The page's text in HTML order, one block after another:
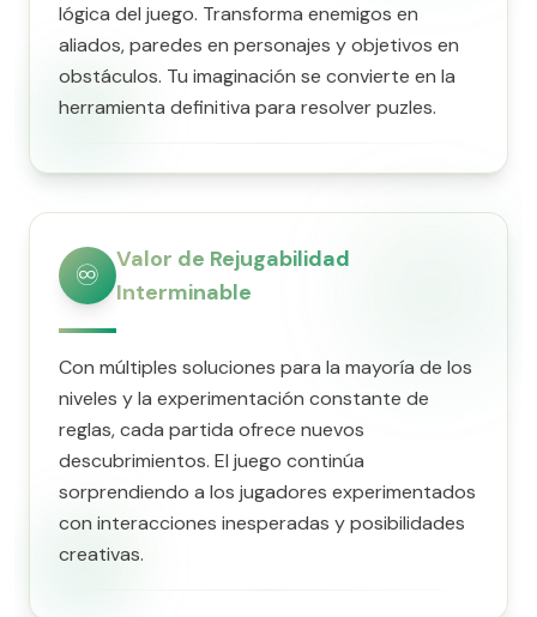
lógica del juego. Transforma enemigos en
aliados, paredes en personajes y objetivos en
obstáculos. Tu imaginación se convierte en la
herramienta definitiva para resolver puzles.
♾️ Valor de Rejugabilidad
Interminable
Con múltiples soluciones para la mayoría de los
niveles y la experimentación constante de
reglas, cada partida ofrece nuevos
descubrimientos. El juego continúa
sorprendiendo a los jugadores experimentados
con interacciones inesperadas y posibilidades
creativas.